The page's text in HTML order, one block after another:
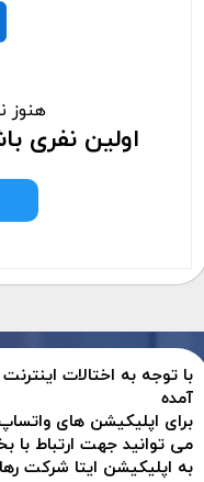
هنوز
اولین نفری
با توجه به اختالات
آمده
برای اپلیکیشن های
می توانید جهت ارتباط
به اپلیکیشن ایتا شرکت